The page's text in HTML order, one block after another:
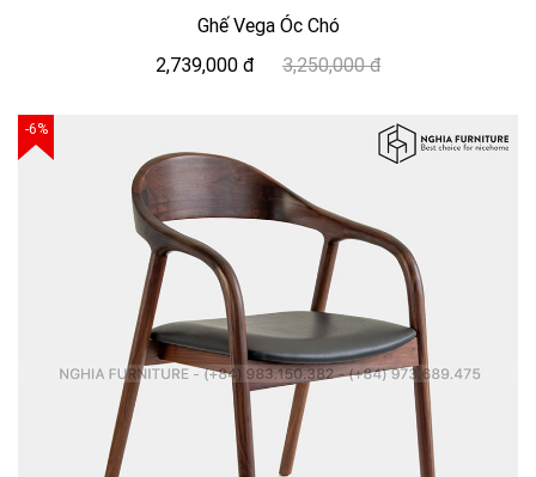
Ghế Vega Óc Chó
2,739,000 đ
3,250,000 đ
-6%